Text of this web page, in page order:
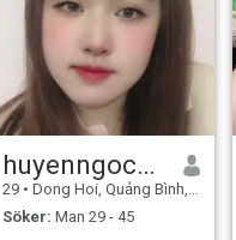
huyenngocmina
29 • Dong Hoi, Quảng Bình, Vietnam
Söker: Man 29 - 45